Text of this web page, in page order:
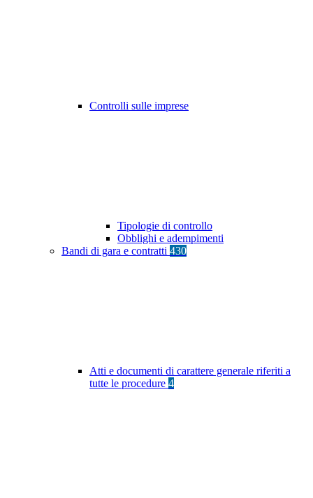
Controlli sulle imprese
Tipologie di controllo
Obblighi e adempimenti
Bandi di gara e contratti 430
Atti e documenti di carattere generale riferiti a
tutte le procedure 4